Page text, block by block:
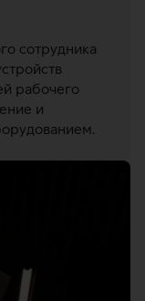
сотрудника
рабочего
и